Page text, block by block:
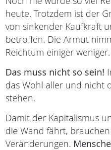
heute. Trotzdem ist der
von sinkender Kaufkraft
betroffen. Die Armut
Reichtum einiger weniger.
Das muss nicht so sein!
das Wohl aller und nicht
stehen.
Damit der Kapitalismus
die Wand fährt,
Veränderungen.